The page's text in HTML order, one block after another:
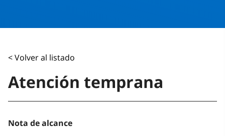
< Volver al listado
Atención temprana
Nota de alcance